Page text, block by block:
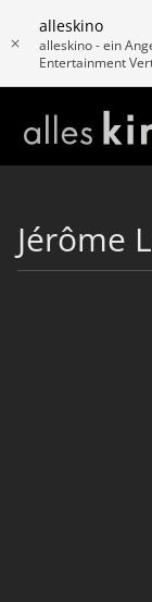
alleskino
alleskino - ein
Entertainment
Jérôme